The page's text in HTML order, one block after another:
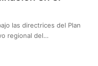
las directrices del Plan
regional del…